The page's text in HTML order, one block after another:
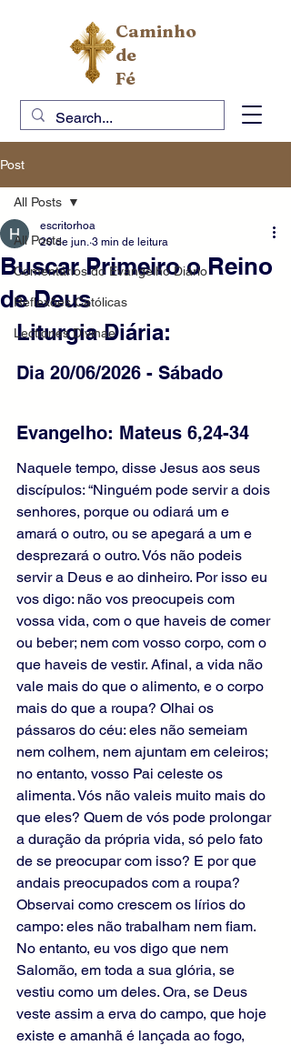
Caminho
de
Fé
Post
All Posts
Comentários do Evangelho Diário
Reflexões Católicas
Lectiones Divinae
All Posts
Buscar Primeiro o Reino
de Deus
escritorhoa
20 de jun. 3 min de leitura
Liturgia Diária:
Dia 20/06/2026 - Sábado
Evangelho: Mateus 6,24-34
Naquele tempo, disse Jesus aos seus
discípulos: “Ninguém pode servir a dois
senhores, porque ou odiará um e
amará o outro, ou se apegará a um e
desprezará o outro. Vós não podeis
servir a Deus e ao dinheiro. Por isso eu
vos digo: não vos preocupeis com
vossa vida, com o que haveis de comer
ou beber; nem com vosso corpo, com o
que haveis de vestir. Afinal, a vida não
vale mais do que o alimento, e o corpo
mais do que a roupa? Olhai os
pássaros do céu: eles não semeiam
nem colhem, nem ajuntam em celeiros;
no entanto, vosso Pai celeste os
alimenta. Vós não valeis muito mais do
que eles? Quem de vós pode prolongar
a duração da própria vida, só pelo fato
de se preocupar com isso? E por que
andais preocupados com a roupa?
Observai como crescem os lírios do
campo: eles não trabalham nem fiam.
No entanto, eu vos digo que nem
Salomão, em toda a sua glória, se
vestiu como um deles. Ora, se Deus
veste assim a erva do campo, que hoje
existe e amanhã é lançada ao fogo,